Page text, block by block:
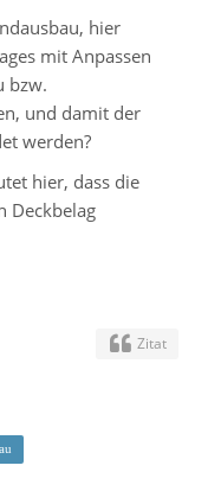
hier
mit Anpassen
bzw.
und damit der
werden?
hier, dass die
Deckbelag
Zitat